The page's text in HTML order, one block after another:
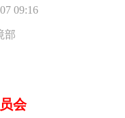
09:16
部
会